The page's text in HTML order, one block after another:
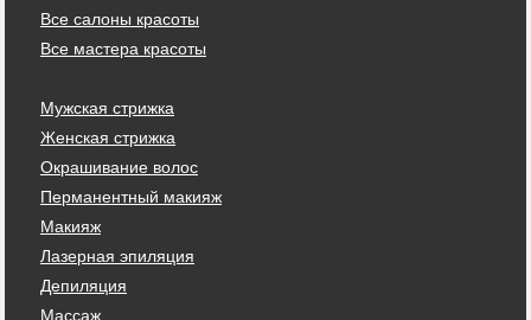
Все салоны красоты
Все мастера красоты
Мужская стрижка
Женская стрижка
Окрашивание волос
Перманентный макияж
Макияж
Лазерная эпиляция
Депиляция
Массаж